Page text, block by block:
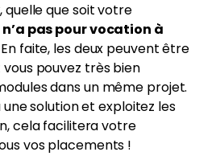
, quelle que soit votre
n’a pas pour vocation à
faite, les deux peuvent être
pouvez très bien
dans un même projet.
une solution et exploitez les
cela facilitera votre
vos placements !